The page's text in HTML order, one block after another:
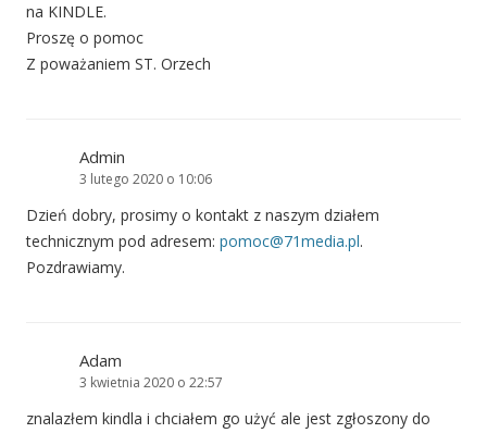
na KINDLE.
Proszę o pomoc
Z poważaniem ST. Orzech
Admin
3 lutego 2020 o 10:06
Dzień dobry, prosimy o kontakt z naszym działem
technicznym pod adresem: pomoc@71media.pl.
Pozdrawiamy.
Adam
3 kwietnia 2020 o 22:57
znalazłem kindla i chciałem go użyć ale jest zgłoszony do